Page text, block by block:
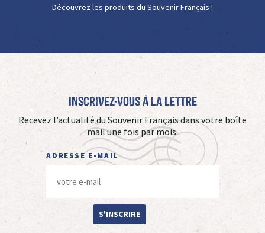
Découvrez les produits du Souvenir Français !
Inscrivez-vous à La Lettre
Recevez l’actualité du Souvenir Français dans votre boîte
mail une fois par mois.
ADRESSE E-MAIL
S'INSCRIRE